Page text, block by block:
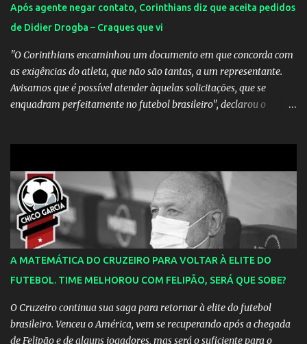
Após agente negar contato, Corinthians diz que aceita pedidos
de Didier Drogba – Craques que vi
"O Corinthians encaminhou um documento em que concorda com
as exigências do atleta, que não são tantas, a um representante.
Avisamos que é possível atender àquelas solicitações, que se
enquadram perfeitamente no futebol brasileiro", declarou o
o clube paulista. "Nós jamais estivemos em contato com o
Corinthians. Temos que acabar com todos os rumores" , disse
Tcherno Seydi, ao jornal francês L'Équipe. Inicialmente, Adauto
era contrário à aposta em Drogba, reforço vislumbrado pelo
departamento de marketing do Corinthians. Uma conversa com o
presidente Roberto de Andrade, animado com a boa repercussão
com que ele mudasse a sua opinião. Fonte: ESPN.com.br
A MATEMÁTICA DO CRUZEIRO PARA VOLTAR À ELITE DO
FUTEBOL. TIME MELHOROU COM FELIPÃO, SERÁ QUE SOBE?
O Cruzeiro continua sua saga para retornar à elite do futebol
brasileiro. Venceu o América, vem se recuperando após a chegada
de Felipão e de alguns jogadores, mas será o suficiente para o